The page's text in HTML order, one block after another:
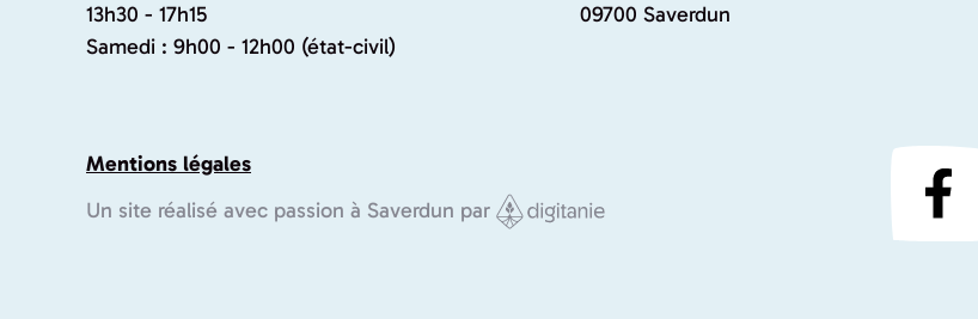
13h30 - 17h15
Samedi : 9h00 - 12h00 (état-civil)
09700 Saverdun
Mentions légales
Un site réalisé avec passion à Saverdun par